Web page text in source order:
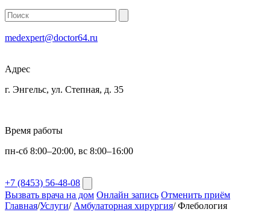
medexpert@doctor64.ru
Адрес
г. Энгельс, ул. Степная, д. 35
Время работы
пн-сб 8:00–20:00, вс 8:00–16:00
+7 (8453) 56-48-08
Вызвать врача на дом Онлайн запись Отменить приём
Главная/Услуги/ Амбулаторная хирургия/ Флебология